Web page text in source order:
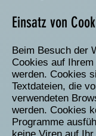
Einsatz von
Beim Besuch der
Cookies auf
werden. Cookies
Textdateien, die
verwendeten
werden. Cookies
Programme